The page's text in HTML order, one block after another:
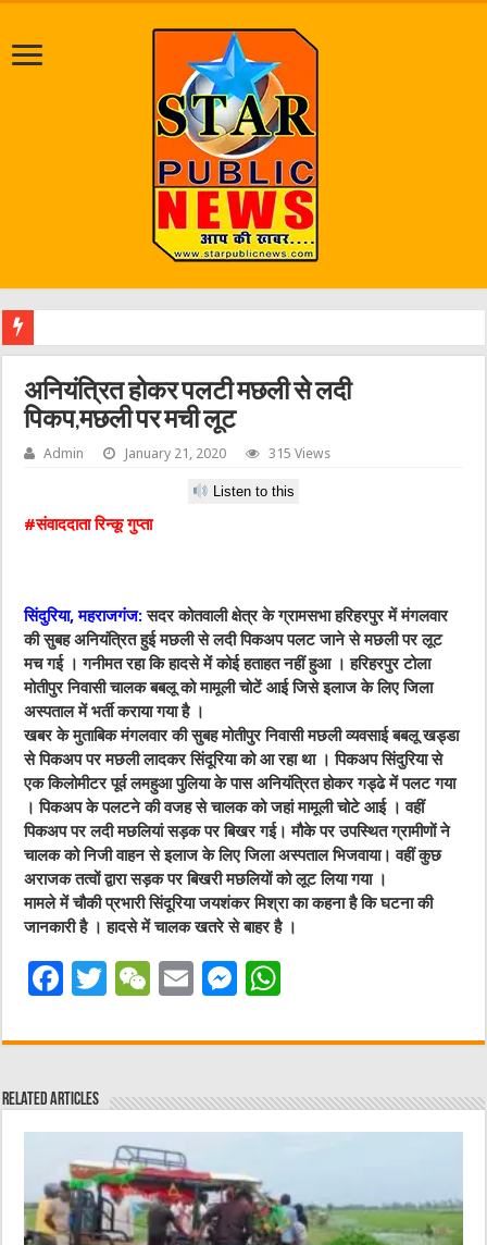
अनियंत्रित होकर पलटी मछली से लदी
पिकप,मछली पर मची लूट
Admin January 21, 2020 315 Views
Listen to this
#संवाददाता रिन्कू गुप्ता
सिंदुरिया, महराजगंज:सदर कोतवाली क्षेत्र के ग्रामसभा हरिहरपुर में मंगलवार
की सुबह अनियंत्रित हुई मछली से लदी पिकअप पलट जाने से मछली पर लूट
मच गई । गनीमत रहा कि हादसे में कोई हताहत नहीं हुआ । हरिहरपुर टोला
मोतीपुर निवासी चालक बबलू को मामूली चोटें आई जिसे इलाज के लिए जिला
अस्पताल में भर्ती कराया गया है ।
खबर के मुताबिक मंगलवार की सुबह मोतीपुर निवासी मछली व्यवसाई बबलू खड्डा
से पिकअप पर मछली लादकर सिंदूरिया को आ रहा था । पिकअप सिंदुरिया से
एक किलोमीटर पूर्व लमहुआ पुलिया के पास अनियंत्रित होकर गड्ढे में पलट गया
। पिकअप के पलटने की वजह से चालक को जहां मामूली चोटे आई । वहीं
पिकअप पर लदी मछलियां सड़क पर बिखर गई। मौके पर उपस्थित ग्रामीणों ने
चालक को निजी वाहन से इलाज के लिए जिला अस्पताल भिजवाया। वहीं कुछ
अराजक तत्वों द्वारा सड़क पर बिखरी मछलियों को लूट लिया गया ।
मामले में चौकी प्रभारी सिंदूरिया जयशंकर मिश्रा का कहना है कि घटना की
जानकारी है । हादसे में चालक खतरे से बाहर है ।
F
c
e
b
o
o
k
T
it
r
W
C
at
E
ai
M
ss
n
er
at
A
p
Related Articles